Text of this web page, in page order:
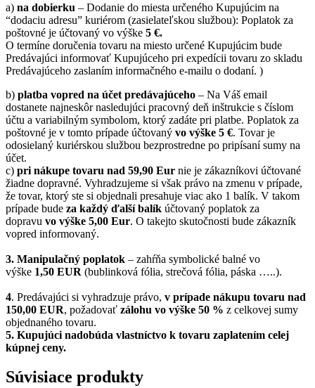
a) na dobierku – Dodanie do miesta určeného Kupujúcim na
“dodaciu adresu” kuriérom (zasielateľskou službou): Poplatok za
poštovné je účtovaný vo výške 5 €.
O termíne doručenia tovaru na miesto určené Kupujúcim bude
Predávajúci informovať Kupujúceho pri expedícii tovaru zo skladu
Predávajúceho zaslaním informačného e-mailu o dodaní. )
b) platba vopred na účet predávajúceho – Na Váš email
dostanete najneskôr nasledujúci pracovný deň inštrukcie s číslom
účtu a variabilným symbolom, ktorý zadáte pri platbe. Poplatok za
poštovné je v tomto prípade účtovaný vo výške 5 €. Tovar je
odosielaný kuriérskou službou bezprostredne po pripísaní sumy na
účet.
c) pri nákupe tovaru nad 59,90 Eur nie je zákazníkovi účtované
žiadne dopravné. Vyhradzujeme si však právo na zmenu v prípade,
že tovar, ktorý ste si objednali presahuje viac ako 1 balík. V takom
prípade bude za každý ďalší balík účtovaný poplatok za
dopravu vo výške 5,00 Eur. O takejto skutočnosti bude zákazník
vopred informovaný.
3. Manipulačný poplatok – zahŕňa symbolické balné vo
výške 1,50 EUR (bublinková fólia, strečová fólia, páska …..).
4. Predávajúci si vyhradzuje právo, v prípade nákupu tovaru nad
150,00 EUR, požadovať zálohu vo výške 50 % z celkovej sumy
objednaného tovaru.
5. Kupujúci nadobúda vlastníctvo k tovaru zaplatením celej
kúpnej ceny.
Súvisiace produkty